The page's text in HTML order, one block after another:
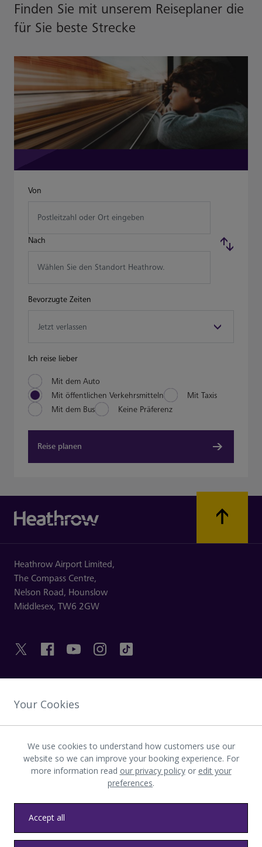
Finden Sie mit unserem Reiseplaner die
für Sie beste Strecke
Von
Postleitzahl oder Ort eingeben
Nach
Wählen Sie den Standort Heathrow.
Bevorzugte Zeiten
Ich reise lieber
Mit dem Auto
Mit öffentlichen Verkehrsmitteln
Mit Taxis
Mit dem Bus
Keine Präferenz
Reise planen
Heathrow Airport Limited,
The Compass Centre,
Nelson Road, Hounslow
Middlesex, TW6 2GW
Laden Sie die LHR-App herunter
Your Cookies
We use cookies to understand how customers use our
website so we can improve your booking experience. For
more information read our privacy policyor edit your
preferences.
Accept all